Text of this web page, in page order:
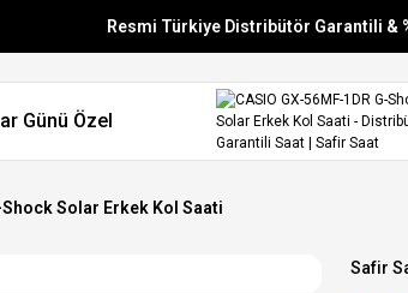
Resmi Türkiye Distribütör Garantili &
Vade Farksız 6
Aynı Gün Stoktan
Günü Özel
Shock Solar Erkek Kol Saati
Safir